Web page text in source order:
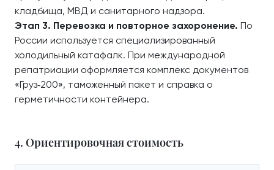
кладбища, МВД и санитарного надзора.
Этап 3. Перевозка и повторное захоронение. По
России используется специализированный
холодильный катафалк. При международной
репатриации оформляется комплекс документов
«Груз‑200», таможенный пакет и справка о
герметичности контейнера.
4. Ориентировочная стоимость